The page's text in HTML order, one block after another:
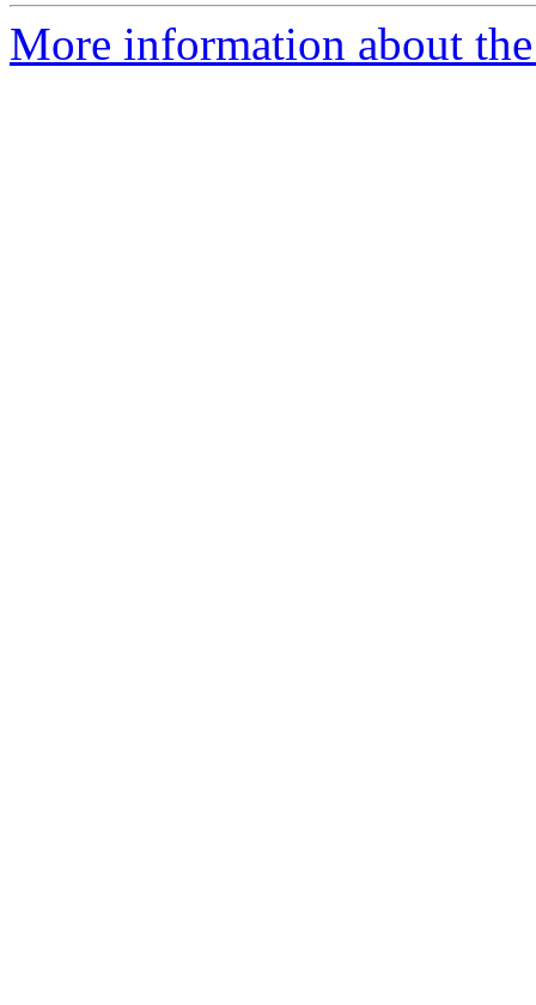
More information about